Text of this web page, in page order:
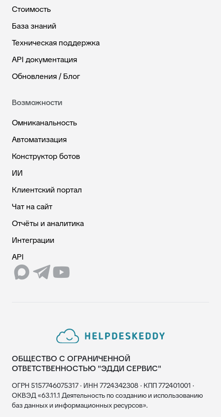
Стоимость
База знаний
Техническая поддержка
API документация
Обновления / Блог
Возможности
Омниканальность
Автоматизация
Конструктор ботов
ИИ
Клиентский портал
Чат на сайт
Отчёты и аналитика
Интеграции
API
ОБЩЕСТВО С ОГРАНИЧЕННОЙ
ОТВЕТСТВЕННОСТЬЮ "ЭДДИ СЕРВИС"
ОГРН 5157746075317 · ИНН 7724342308 · КПП 772401001 ·
ОКВЭД «63.11.1 Деятельность по созданию и использованию
баз данных и информационных ресурсов».